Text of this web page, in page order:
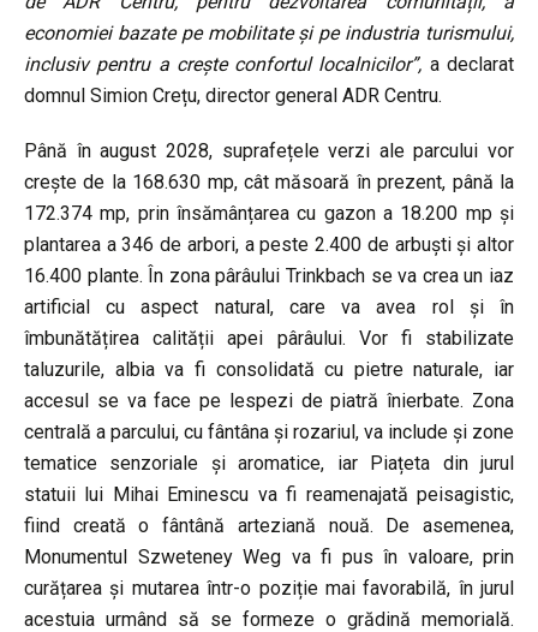
economiei bazate pe mobilitate și pe industria turismului,
inclusiv pentru a crește confortul localnicilor”, a declarat
domnul Simion Crețu, director general ADR Centru.
Până în august 2028, suprafețele verzi ale parcului vor
crește de la 168.630 mp, cât măsoară în prezent, până la
172.374 mp, prin însămânțarea cu gazon a 18.200 mp și
plantarea a 346 de arbori, a peste 2.400 de arbuști și altor
16.400 plante. În zona pârâului Trinkbach se va crea un iaz
artificial cu aspect natural, care va avea rol și în
îmbunătățirea calității apei pârâului. Vor fi stabilizate
taluzurile, albia va fi consolidată cu pietre naturale, iar
accesul se va face pe lespezi de piatră înierbate. Zona
centrală a parcului, cu fântâna și rozariul, va include și zone
tematice senzoriale și aromatice, iar Piațeta din jurul
statuii lui Mihai Eminescu va fi reamenajată peisagistic,
fiind creată o fântână arteziană nouă. De asemenea,
Monumentul Szweteney Weg va fi pus în valoare, prin
curățarea și mutarea într-o poziție mai favorabilă, în jurul
acestuia urmând să se formeze o grădină memorială.